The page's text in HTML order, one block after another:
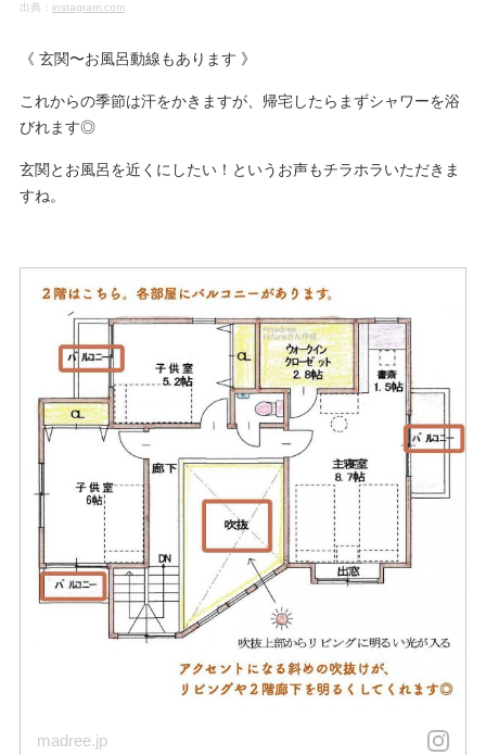
出典： instagram.com
《 玄関〜お風呂動線もあります 》
これからの季節は汗をかきますが、帰宅したらまずシャワーを浴
びれます◎
玄関とお風呂を近くにしたい！というお声もチラホラいただきま
すね。
madree.jp